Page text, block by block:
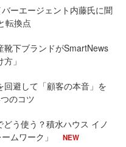
バーエージェント内藤氏に聞
転換点
靴下ブランドがSmartNews
」
避して「顧客の本音」を
のコツ
う使う？積水ハウス イノ
ムワーク」
NEW